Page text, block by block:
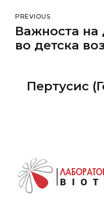
PREVIOUS
Важноста на
во детска
Пертусис